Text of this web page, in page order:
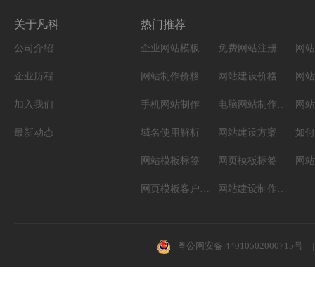
关于凡科
公司介绍
企业历程
加入我们
最新动态
热门推荐
企业网站模板 免费网站注册 网
网站制作价格 网站建设价格 网
手机网站制作 电脑网站制作设计 网
域名使用解析 网站建设方案 如
网站模板标签 网页模板标签
网页模板客户案例 网站建设制作知识
粤公网安备 44010502000715号 |